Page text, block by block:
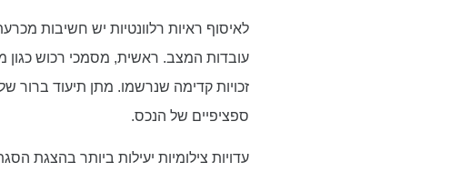
לאיסוף ראיות רלוונטיות יש חשיבות
עובדות המצב. ראשית, מסמכי רכוש כגון
זכויות קדימה שנרשמו. מתן תיעוד ברור
ספציפיים של הנכס.
עדויות צילומיות יעילות ביותר בהצגת